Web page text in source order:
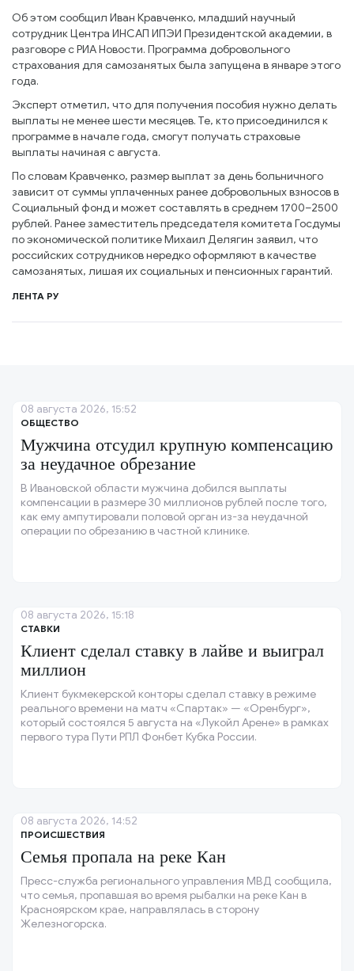
Об этом сообщил Иван Кравченко, младший научный
сотрудник Центра ИНСАП ИПЭИ Президентской академии, в
разговоре с РИА Новости. Программа добровольного
страхования для самозанятых была запущена в январе этого
года.
Эксперт отметил, что для получения пособия нужно делать
выплаты не менее шести месяцев. Те, кто присоединился к
программе в начале года, смогут получать страховые
выплаты начиная с августа.
По словам Кравченко, размер выплат за день больничного
зависит от суммы уплаченных ранее добровольных взносов в
Социальный фонд и может составлять в среднем 1700–2500
рублей. Ранее заместитель председателя комитета Госдумы
по экономической политике Михаил Делягин заявил, что
российских сотрудников нередко оформляют в качестве
самозанятых, лишая их социальных и пенсионных гарантий.
ЛЕНТА РУ
ОБЩЕСТВО
Мужчина отсудил крупную компенсацию
за неудачное обрезание
В Ивановской области мужчина добился выплаты
компенсации в размере 30 миллионов рублей после того,
как ему ампутировали половой орган из-за неудачной
операции по обрезанию в частной клинике.
08 августа 2026, 15:52
СТАВКИ
Клиент сделал ставку в лайве и выиграл
миллион
Клиент букмекерской конторы сделал ставку в режиме
реального времени на матч «Спартак» — «Оренбург»,
который состоялся 5 августа на «Лукойл Арене» в рамках
первого тура Пути РПЛ Фонбет Кубка России.
08 августа 2026, 15:18
ПРОИСШЕСТВИЯ
Семья пропала на реке Кан
Пресс-служба регионального управления МВД сообщила,
что семья, пропавшая во время рыбалки на реке Кан в
Красноярском крае, направлялась в сторону
Железногорска.
08 августа 2026, 14:52